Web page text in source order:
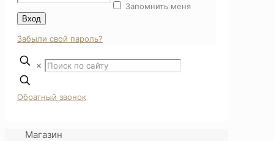
Запомнить меня
Вход
Забыли свой пароль?
✕
Обратный звонок
Магазин